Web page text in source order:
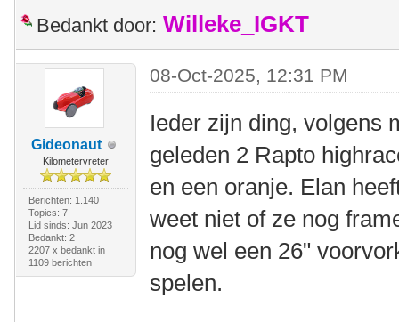
Bedankt door: Willeke_IGKT
Gideonaut
Kilometervreter
Berichten: 1.140
Topics: 7
Lid sinds: Jun 2023
Bedankt: 2
2207 x bedankt in
1109 berichten
08-Oct-2025, 12:31 PM
Ieder zijn ding, volgens
geleden 2 Rapto
en een oranje. Elan
weet niet of ze nog
nog wel een 26"
spelen.